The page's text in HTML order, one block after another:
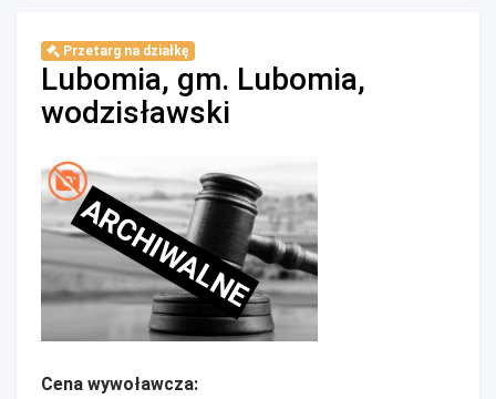
Przetarg na działkę
Lubomia, gm. Lubomia,
wodzisławski
ARCHIWALNE
Cena wywoławcza: